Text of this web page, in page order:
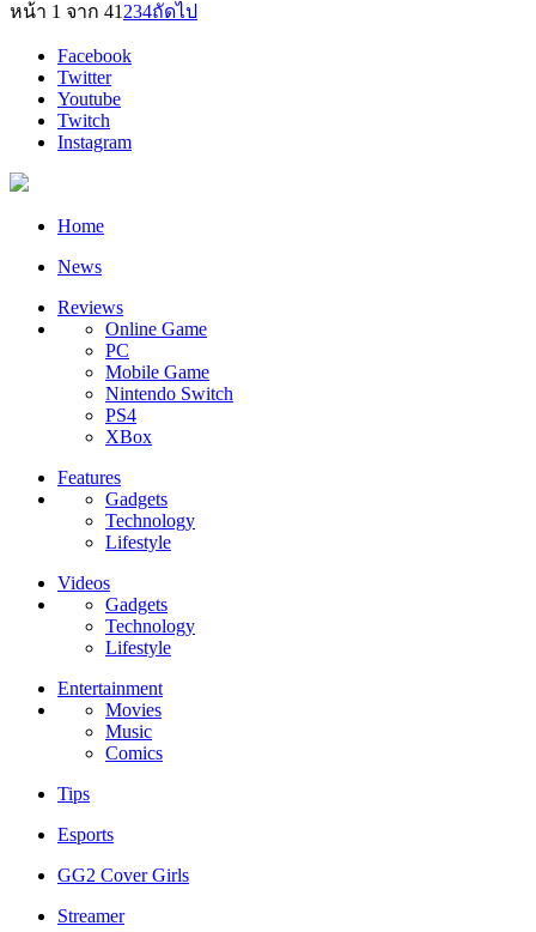
หน้า 1 จาก 41234ถัดไป
Facebook
Twitter
Youtube
Twitch
Instagram
Home
News
Reviews
Online Game
PC
Mobile Game
Nintendo Switch
PS4
XBox
Features
Gadgets
Technology
Lifestyle
Videos
Gadgets
Technology
Lifestyle
Entertainment
Movies
Music
Comics
Tips
Esports
GG2 Cover Girls
Streamer